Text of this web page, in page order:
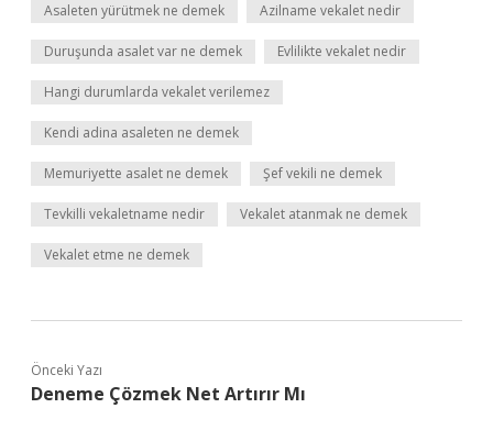
Asaleten yürütmek ne demek Azilname vekalet nedir
Duruşunda asalet var ne demek Evlilikte vekalet nedir
Hangi durumlarda vekalet verilemez
Kendi adina asaleten ne demek
Memuriyette asalet ne demek Şef vekili ne demek
Tevkilli vekaletname nedir Vekalet atanmak ne demek
Vekalet etme ne demek
Önceki Yazı
Deneme Çözmek Net Artırır Mı